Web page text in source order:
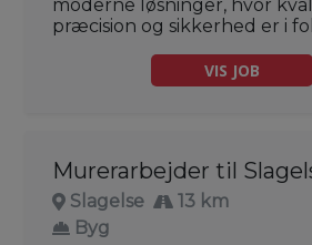
moderne løsninger, hvor
præcision og sikkerhed er i
VIS JOB
Murerarbejder til
Slagelse
13 km
Byg